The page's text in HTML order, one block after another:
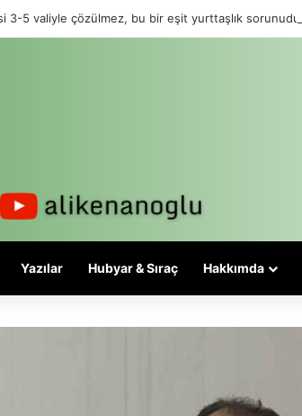
3-5 valiyle çözülmez, bu bir eşit yurttaşlık sorunudur!
Yazılar Hubyar & Sıraç Hakkımda